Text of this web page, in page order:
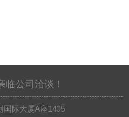
临公司洽谈！
国际大厦A座1405